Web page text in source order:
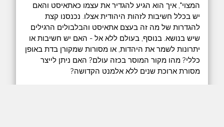
המצוי", איך הוא הגיע להגדיר את עצמו כאתאיסט והאם
יש בכלל חשיבות לזהות היהודית אצלו. נכנסנו קצת
להגדרות של מה זה בעצם אתאיסט והבלבולים הרגילים
שיש בנושא. בנוסף, בעולם ללא אל - האם יש חשיבות או
יתרונות לשמר את היהדות, או מסורות שמקורן בדת באופן
כללי? מהו מקור המוסר בכזה עולם? האם ניתן לייצר
מסורת ארוכת שנים ללא אלמנט הקדושה?